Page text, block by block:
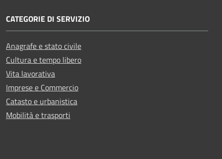
CATEGORIE DI SERVIZIO
Anagrafe e stato civile
Cultura e tempo libero
Vita lavorativa
Imprese e Commercio
Catasto e urbanistica
Mobilità e trasporti